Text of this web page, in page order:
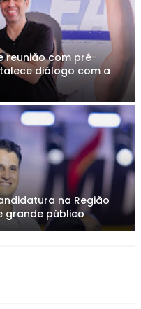
reunião com pré-
diálogo com a
na Região
grande público